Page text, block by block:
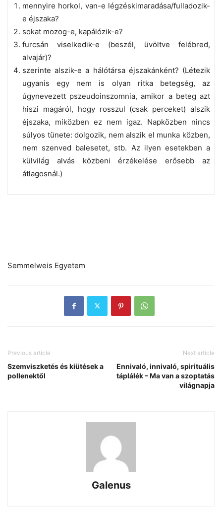
mennyire horkol, van-e légzéskimaradása/fulladozik-
e éjszaka?
sokat mozog-e, kapálózik-e?
furcsán viselkedik-e (beszél, üvöltve felébred,
alvajár)?
szerinte alszik-e a hálótársa éjszakánként? (Létezik
ugyanis egy nem is olyan ritka betegség, az
úgynevezett pszeudoinszomnia, amikor a beteg azt
hiszi magáról, hogy rosszul (csak perceket) alszik
éjszaka, miközben ez nem igaz. Napközben nincs
súlyos tünete: dolgozik, nem alszik el munka közben,
nem szenved balesetet, stb. Az ilyen esetekben a
külvilág alvás közbeni érzékelése erősebb az
átlagosnál.)
Semmelweis Egyetem
Previous article
Szemviszketés és kiütések a
pollenektől
Next article
Ennivaló, innivaló, spirituális
táplálék – Ma van a szoptatás
világnapja
Galenus